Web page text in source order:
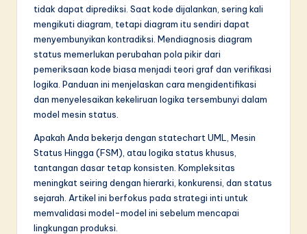
L
in
A
tidak dapat diprediksi. Saat kode dijalankan, sering kali
mengikuti diagram, tetapi diagram itu sendiri dapat
menyembunyikan kontradiksi. Mendiagnosis diagram
status memerlukan perubahan pola pikir dari
pemeriksaan kode biasa menjadi teori graf dan verifikasi
logika. Panduan ini menjelaskan cara mengidentifikasi
dan menyelesaikan kekeliruan logika tersembunyi dalam
model mesin status.
Apakah Anda bekerja dengan statechart UML, Mesin
Status Hingga (FSM), atau logika status khusus,
tantangan dasar tetap konsisten. Kompleksitas
meningkat seiring dengan hierarki, konkurensi, dan status
sejarah. Artikel ini berfokus pada strategi inti untuk
memvalidasi model-model ini sebelum mencapai
lingkungan produksi.